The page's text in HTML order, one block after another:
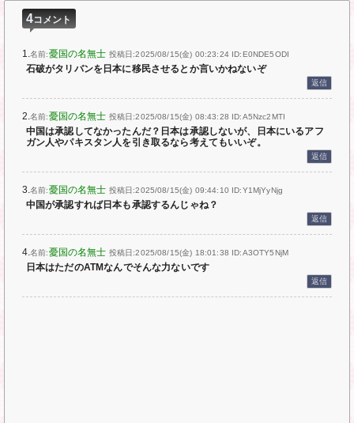
4コメント
1.名前:憂国の名無士 投稿日:2025/08/15(金) 00:23:24 ID:E0NDE5ODI
石破がタリバンを日本に移民させるとか言いかねないぞ
返信
2.名前:憂国の名無士 投稿日:2025/08/15(金) 08:43:28 ID:A5Nzc2MTI
中国は承認してなかったんだ？日本は承認しないが、日本にいるアフ
ガン人やパキスタン人を引き取るなら考えてもいいぞ。
返信
3.名前:憂国の名無士 投稿日:2025/08/15(金) 09:44:10 ID:Y1MjYyNjg
中国が承認すれば日本も承認するんじゃね？
返信
4.名前:憂国の名無士 投稿日:2025/08/15(金) 18:01:38 ID:A3OTY5NjM
日本はただのATMなんでそんな力ないです
返信